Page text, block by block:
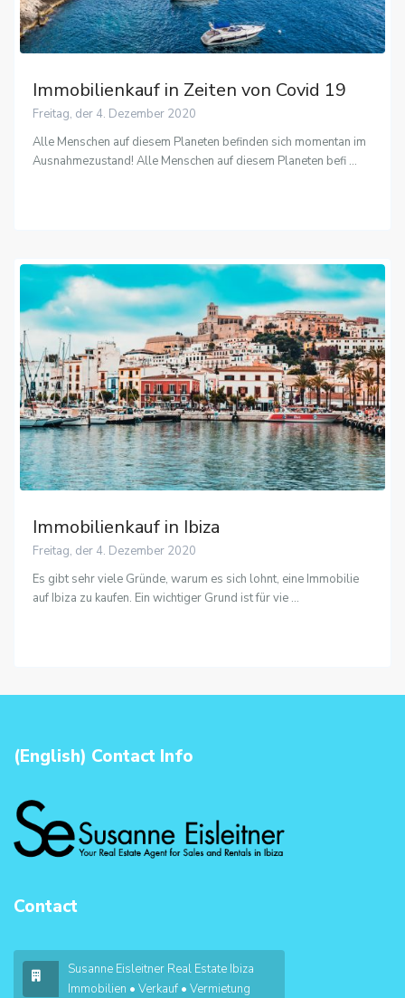
Immobilienkauf in Zeiten von Covid 19
Freitag, der 4. Dezember 2020
Alle Menschen auf diesem Planeten befinden sich momentan im
Ausnahmezustand! Alle Menschen auf diesem Planeten befi ...
Immobilienkauf in Ibiza
Freitag, der 4. Dezember 2020
Es gibt sehr viele Gründe, warum es sich lohnt, eine Immobilie
auf Ibiza zu kaufen. Ein wichtiger Grund ist für vie ...
(English) Contact Info
Contact
Susanne Eisleitner Real Estate Ibiza
Immobilien • Verkauf • Vermietung